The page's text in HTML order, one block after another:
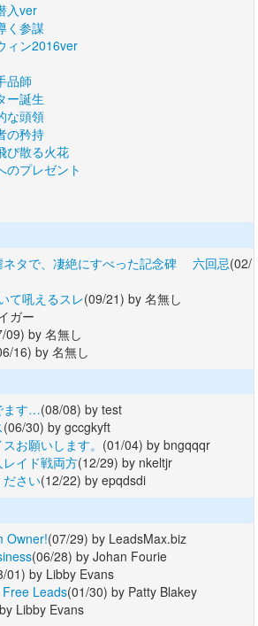
入ver
く参謀
ィン2016ver
品師
ー誕生
な頭領
の矜持
び散る火花
のプレゼント
ネタで、凄絶にすべった記念碑 六回忌(02/
て吼えるスレ(09/21) by 名無し
ガー
09) by 名無し
16) by 名無し
ます…(08/08) by test
(06/30) by gccgkyft
お願いします。 (01/04) by bngqqqr
イド戦両方(12/29) by nkeltjr
さい(12/22) by epqdsdi
Owner!(07/29) by LeadsMax.biz
(06/28) by Johan Fourie
01) by Libby Evans
Leads(01/30) by Patty Blakey
Libby Evans